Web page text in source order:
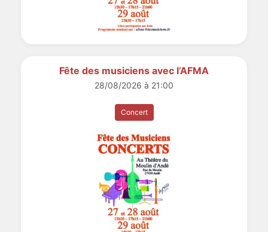
Fête des musiciens avec l’AFMA
28/08/2026 à 21:00
Concert